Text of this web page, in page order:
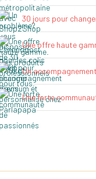
30 jours pour
Une offre haute
Un
Une forte